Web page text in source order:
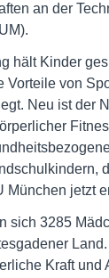
an der
hält Kinder
Vorteile von
Neu ist der
München jetzt
sich 3285
Kraft und